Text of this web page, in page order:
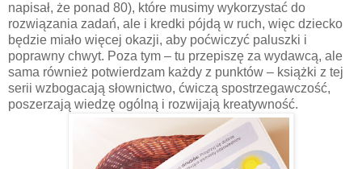
napisał, że ponad 80), które musimy wykorzystać do
rozwiązania zadań, ale i kredki pójdą w ruch, więc dziecko
będzie miało więcej okazji, aby poćwiczyć paluszki i
poprawny chwyt. Poza tym – tu przepiszę za wydawcą, ale
sama również potwierdzam każdy z punktów – książki z tej
serii wzbogacają słownictwo, ćwiczą spostrzegawczość,
poszerzają wiedzę ogólną i rozwijają kreatywność.